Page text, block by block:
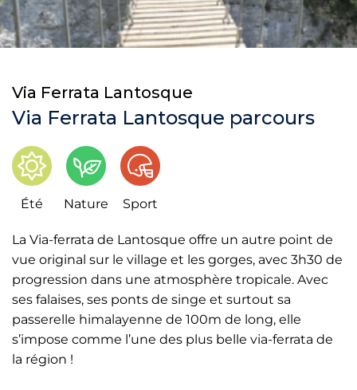
Via Ferrata Lantosque
Via Ferrata Lantosque parcours
Été Nature Sport
La Via-ferrata de Lantosque offre un autre point de
vue original sur le village et les gorges, avec 3h30 de
progression dans une atmosphère tropicale. Avec
ses falaises, ses ponts de singe et surtout sa
passerelle himalayenne de 100m de long, elle
s’impose comme l’une des plus belle via-ferrata de
la région !